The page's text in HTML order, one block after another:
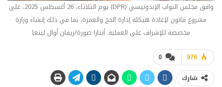
وافق مجلس النواب الإندونيسي (DPR) يوم الثلاثاء، 26 أغسطس 2025، على
مشروع قانون لإعادة هيكلة إدارة الحج والعمرة، بما في ذلك إنشاء وزارة
مخصصة للإشراف على العملية. أنتارا صورة/ريفان أوال لينغا
0 976
شارك